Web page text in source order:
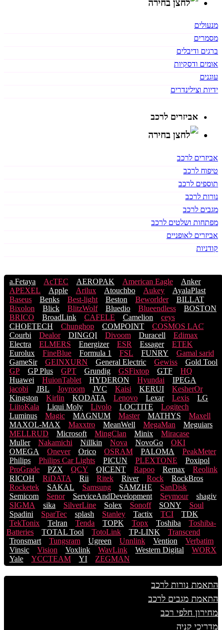
מנעולים
מסמרים
ברגים ודיבלים
אומים ודסקיות
עוגנים
ידיות וצילינדרים
אביזרים לרכב
אביזרים לרכב
טיפוח לרכב
תוספים לרכב
נורות לרכב
מגבים לרכב
מפתחות ושלטים לרכב
אביזרים לאופניים
קודניות
a.Fetaya AcTEC AEROPAK American Eagle
Anker
APEXEL
Apple Arilux Atouchbo Aukey
AyalaPlast
Baseus
Benks Best-light Beston Beworlder
BILLAT
Bixolon
Blick BlitzWolf Bluedio Blueendless
BOSTON
BRICO
BroadLink CAFELE Camelion
ceys
CHOETECH
Chunghop COMPOINT
COSMOS LACֹ
Courbi
Dealor DINGQI Divoom Duracell
Edimax
Electra
ELMERS Energizer ESR Essager
ETEK
Eurolux
FineBlue Formula 1 FSL FUNRY
Gamal sarid
GameSir
GEINXURN General Electric Gewiss
Gold Tool
GP
GP Plus GPT Grundig GSFixtop GTF
HQ
Huawei
HuionTablet HYDERON Hyundai
IPEGA
jacobi
JBL Joyroom JVC Kaisi KERUI
KesherOr
Kingston
Kirlin KODATA Lenovo Lexar Lexis
LG
LiitoKala
Liqui Moly Livolo LOCTITE
Logitech
Luminus
Magic MAGNUM Master MATHYS
Maxell
MAXOL-MAX
Maxxtro MeanWell MegaMan
Meguiars
MELLRUD
Microsoft MingClan Minix
Miracase
Muller
Nakamichi Nillkin Nova NovoGo
OKI
OMEGA
Onever Orico OSRAM PALOMA
PeakMeter
Philips
Philips Car Lights PICUN PLEXTONE
Poxipol
ProGrade
PZX QCY QICENT Rapoo Remax
Reolink
RICOH
RiDATA Rii Ritek River Rock
RockBros
Rocketek
SAKAL Samsung SAMZHE
SanDisk
Semicom
Senor ServiceAndDevelopment Seymour
shagiv
SIGMA
sika SilverLine Solex Sonoff SONY
Soul
Spadini
SparTec splash Stanley Tactix TCI
TDK
TekTonix
Telran Tenda TOPK Topx Toshiba
Toshiba-
Batteries
TOTAL Tool TotoLink TP-LINK
Transcend
Tronsmart
Tungsram Ugreen Unnlink Vention
Verbatim
Vinsic
Vision Voxlink WavLink Western Digital
WORX
Yale
YCCTEAM YI ZEGMAN
התאמת נורות לרכב
התאמת מגבים לרכב
מחירון חלפי רכב
מדריכי קניה